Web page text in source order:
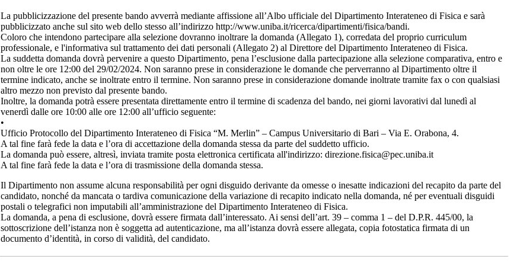
La pubblicizzazione del presente bando avverrà mediante affissione all’Albo ufficiale del Dipartimento Interateneo di Fisica e sarà
pubblicizzato anche sul sito web dello stesso all’indirizzo http://www.uniba.it/ricerca/dipartimenti/fisica/bandi.
Coloro che intendono partecipare alla selezione dovranno inoltrare la domanda (Allegato 1), corredata del proprio curriculum
professionale, e l'informativa sul trattamento dei dati personali (Allegato 2) al Direttore del Dipartimento Interateneo di Fisica.
La suddetta domanda dovrà pervenire a questo Dipartimento, pena l’esclusione dalla partecipazione alla selezione comparativa, entro e
non oltre le ore 12:00 del 29/02/2024. Non saranno prese in considerazione le domande che perverranno al Dipartimento oltre il
termine indicato, anche se inoltrate entro il termine. Non saranno prese in considerazione domande inoltrate tramite fax o con qualsiasi
altro mezzo non previsto dal presente bando.
Inoltre, la domanda potrà essere presentata direttamente entro il termine di scadenza del bando, nei giorni lavorativi dal lunedì al
venerdì dalle ore 10:00 alle ore 12:00 all’ufficio seguente:
•
Ufficio Protocollo del Dipartimento Interateneo di Fisica “M. Merlin” – Campus Universitario di Bari – Via E. Orabona, 4.
A tal fine farà fede la data e l’ora di accettazione della domanda stessa da parte del suddetto ufficio.
La domanda può essere, altresì, inviata tramite posta elettronica certificata all'indirizzo: direzione.fisica@pec.uniba.it
A tal fine farà fede la data e l’ora di trasmissione della domanda stessa.
Il Dipartimento non assume alcuna responsabilità per ogni disguido derivante da omesse o inesatte indicazioni del recapito da parte del
candidato, nonché da mancata o tardiva comunicazione della variazione di recapito indicato nella domanda, né per eventuali disguidi
postali o telegrafici non imputabili all’amministrazione del Dipartimento Interateneo di Fisica.
La domanda, a pena di esclusione, dovrà essere firmata dall’interessato. Ai sensi dell’art. 39 – comma 1 – del D.P.R. 445/00, la
sottoscrizione dell’istanza non è soggetta ad autenticazione, ma all’istanza dovrà essere allegata, copia fotostatica firmata di un
documento d’identità, in corso di validità, del candidato.